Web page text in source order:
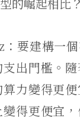
要建構一
出門檻。
力變得更
得更便宜